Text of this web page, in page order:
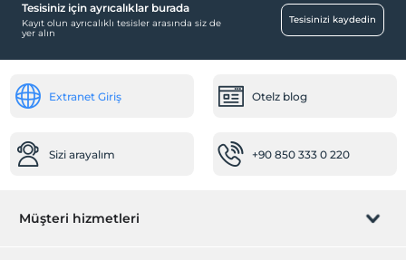
Ulaşım
Resepsiyon Hizmetleri
Tesisiniz için ayrıcalıklar burada
Kayıt olun ayrıcalıklı tesisler arasında siz de
yer alın
Tesisinizi kaydedin
Extranet Giriş Otelz blog
Sizi arayalım +90 850 333 0 220
Müşteri hizmetleri